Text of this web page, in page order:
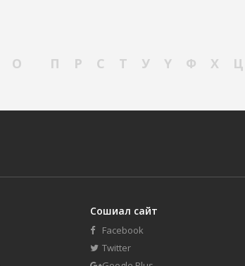
О П Р С Т У Ү Ф Х Ц
Сошиал сайт
Facebook
Twitter